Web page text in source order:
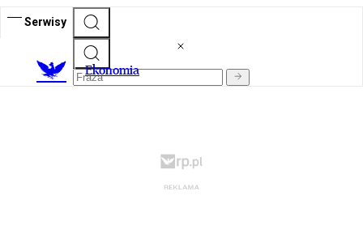
Serwisy
Ekonomia